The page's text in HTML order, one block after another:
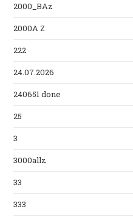
2000_BAz
2000A Z
222
24.07.2026
240651 done
25
3
3000allz
33
333